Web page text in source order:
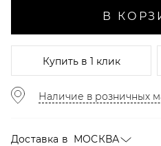
В
Купитьв 1 клик
Наличие в розничных
Доставка в МОСКВА